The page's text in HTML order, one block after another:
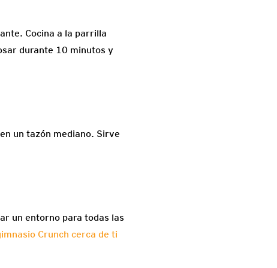
Cocina a la parrilla
durante 10 minutos y
un tazón mediano. Sirve
un entorno para todas las
Crunch cerca de ti